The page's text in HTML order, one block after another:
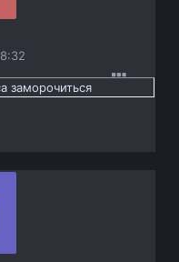
заморочиться